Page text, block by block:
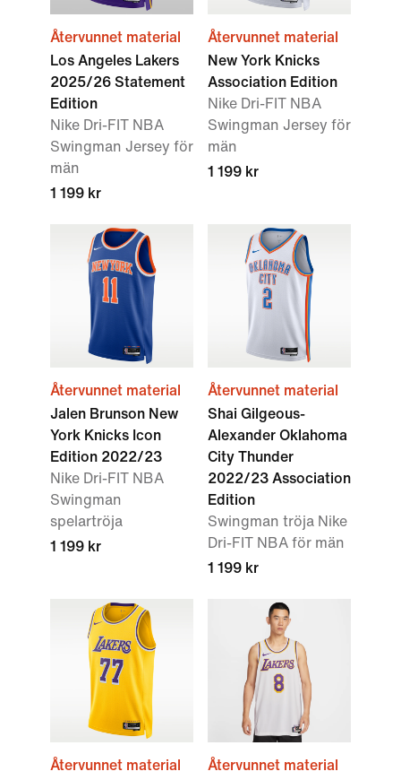
Återvunnet material
Los Angeles Lakers
2025/26 Statement
Edition
Nike Dri-FIT NBA
Swingman Jersey för
män
1 199 kr
Återvunnet material
New York Knicks
Association Edition
Nike Dri-FIT NBA
Swingman Jersey för
män
1 199 kr
Återvunnet material
Jalen Brunson New
York Knicks Icon
Edition 2022/23
Nike Dri-FIT NBA
Swingman
spelartröja
1 199 kr
Återvunnet material
Shai Gilgeous-
Alexander Oklahoma
City Thunder
2022/23 Association
Edition
Swingman tröja Nike
Dri-FIT NBA för män
1 199 kr
Återvunnet material
Återvunnet material